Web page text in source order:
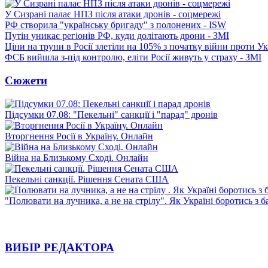
У Сизрані палає НПЗ після атаки дронів - соцмережі
РФ створила "українську бригаду" з полонених - ISW
Путін уникає регіонів РФ, куди долітають дрони - ЗМІ
Ціни на труни в Росії злетіли на 105% з початку війни проти
ФСБ вийшла з-під контролю, еліти Росії живуть у страху - ЗМІ
Сюжети
Підсумки 07.08: "Пекельні" санкції і "парад" дронів
Вторгнення Росії в Україну. Онлайн
Війна на Близькому Сході. Онлайн
Пекельні санкції. Рішення Сената США
"Полювати на лучника, а не на стрілу". Як Україні боротись з
ВИБІР РЕДАКТОРА